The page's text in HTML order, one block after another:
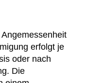
erfolgt je
oder nach
Die